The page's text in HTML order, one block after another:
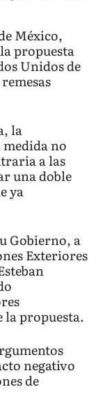
México,
propuesta
Unidos de
la
no
a las
una doble
ya
Gobierno, a
Exteriores
la propuesta.
negativo
de